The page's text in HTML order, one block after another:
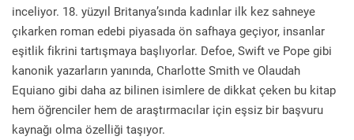
inceliyor. 18. yüzyıl Britanya’sında kadınlar ilk kez sahneye
çıkarken roman edebi piyasada ön safhaya geçiyor, insanlar
eşitlik fikrini tartışmaya başlıyorlar. Defoe, Swift ve Pope gibi
kanonik yazarların yanında, Charlotte Smith ve Olaudah
Equiano gibi daha az bilinen isimlere de dikkat çeken bu kitap
hem öğrenciler hem de araştırmacılar için eşsiz bir başvuru
kaynağı olma özelliği taşıyor.